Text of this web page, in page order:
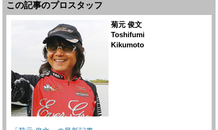
この記事のプロスタッフ
菊元 俊文
Toshifumi
Kikumoto